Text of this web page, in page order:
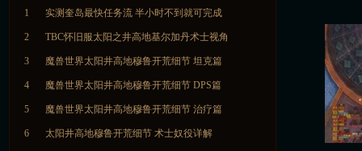
1 实测奎岛最快任务流 半小时不到就可完成
2 TBC怀旧服太阳之井高地基尔加丹术士视角
3 魔兽世界太阳井高地穆鲁开荒细节 坦克篇
4 魔兽世界太阳井高地穆鲁开荒细节 DPS篇
5 魔兽世界太阳井高地穆鲁开荒细节 治疗篇
6 太阳井高地穆鲁开荒细节 术士奴役详解